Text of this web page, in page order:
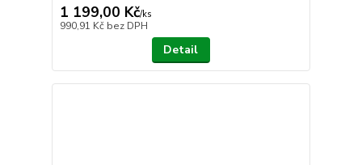
1 199,00 Kč/ks
990,91 Kč bez DPH
Detail